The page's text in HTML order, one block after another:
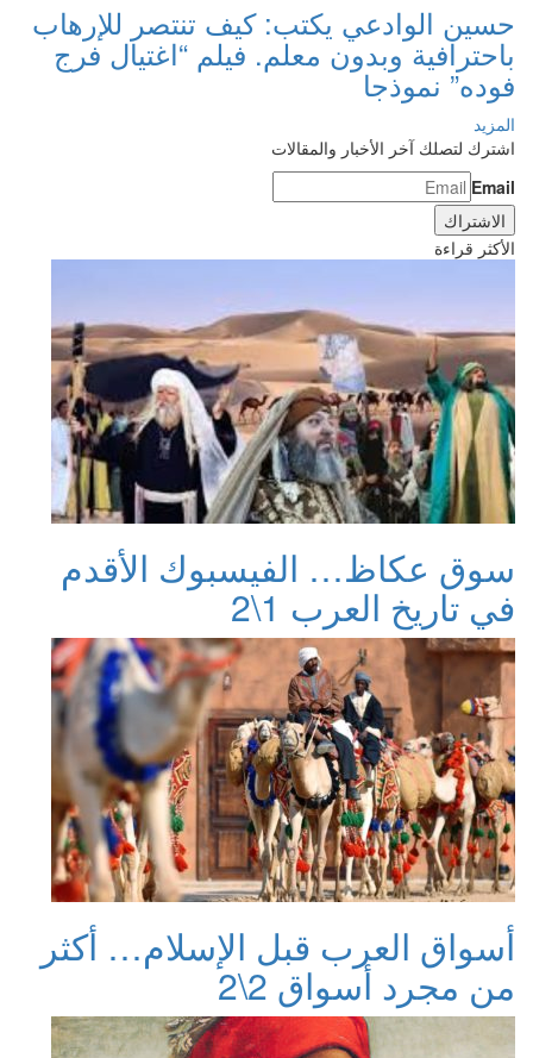
حسين الوادعي يكتب: كيف تنتصر للإرهاب
باحترافية وبدون معلم. فيلم “اغتيال فرج
فوده” نموذجا
المزيد
اشترك لتصلك آخر الأخبار والمقالات
Email
الأكثر قراءة
سوق عكاظ… الفيسبوك الأقدم
في تاريخ العرب 1\2
أسواق العرب قبل الإسلام… أكثر
من مجرد أسواق 2\2